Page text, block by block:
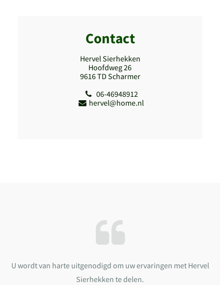
Contact
Hervel Sierhekken
Hoofdweg 26
9616 TD Scharmer
06-46948912
hervel@home.nl
U wordt van harte uitgenodigd om uw ervaringen met Hervel
Sierhekken te delen.